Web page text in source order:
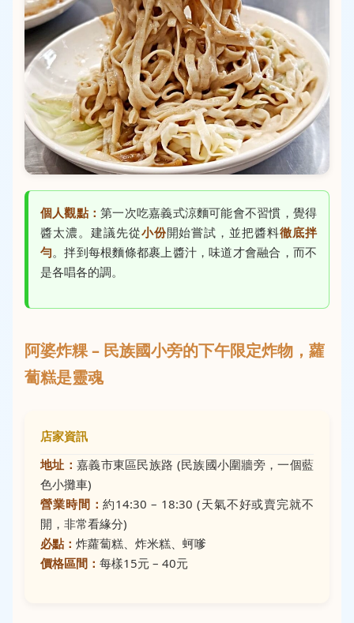
個人觀點：第一次吃嘉義式涼麵可能會不習慣，覺得
醬太濃。建議先從小份開始嘗試，並把醬料徹底拌
勻。拌到每根麵條都裹上醬汁，味道才會融合，而不
是各唱各的調。
阿婆炸粿 – 民族國小旁的下午限定炸物，蘿
蔔糕是靈魂
店家資訊
地址： 嘉義市東區民族路 (民族國小圍牆旁，一個藍
色小攤車)
營業時間：約14:30 – 18:30 (天氣不好或賣完就不
開，非常看緣分)
必點： 炸蘿蔔糕、炸米糕、蚵嗲
價格區間： 每樣15元 – 40元